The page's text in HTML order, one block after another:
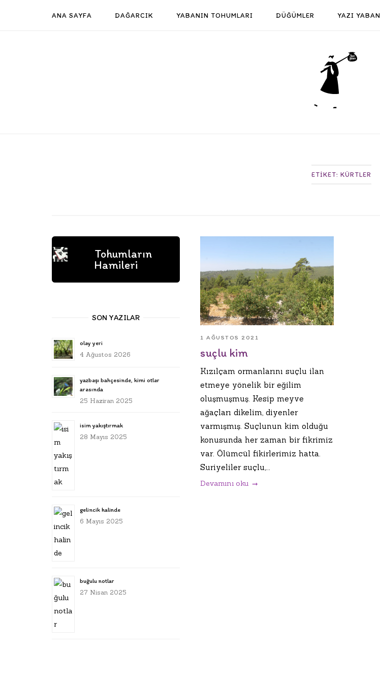
ANA SAYFA DAĞARCIK YABANIN TOHUMLARI DÜĞÜMLER YAZI YABAN
Home
ETIKET: KÜRTLER
1 AĞUSTOS 2021
suçlu kim
Kızılçam ormanlarını suçlu ilan
etmeye yönelik bir eğilim
oluşmuşmuş. Kesip meyve
ağaçları dikelim, diyenler
varmışmış. Suçlunun kim olduğu
konusunda her zaman bir fikrimiz
var. Ölümcül fikirlerimiz hatta.
Suriyeliler suçlu,...
Devamını oku
Tohumların
Hamileri
SON YAZILAR
olay yeri
4 Ağustos 2026
yazbaşı bahçesinde, kimi otlar
arasında
25 Haziran 2025
isim yakıştırmak
28 Mayıs 2025
gelincik halinde
6 Mayıs 2025
buğulu notlar
27 Nisan 2025